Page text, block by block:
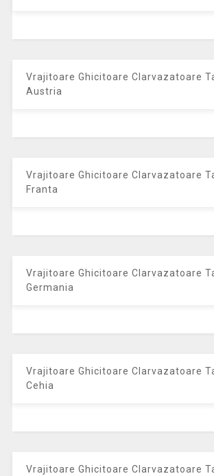
Vrajitoare Ghicitoare Clarvazatoare
Austria
Vrajitoare Ghicitoare Clarvazatoare
Franta
Vrajitoare Ghicitoare Clarvazatoare
Germania
Vrajitoare Ghicitoare Clarvazatoare
Cehia
Vrajitoare Ghicitoare Clarvazatoare